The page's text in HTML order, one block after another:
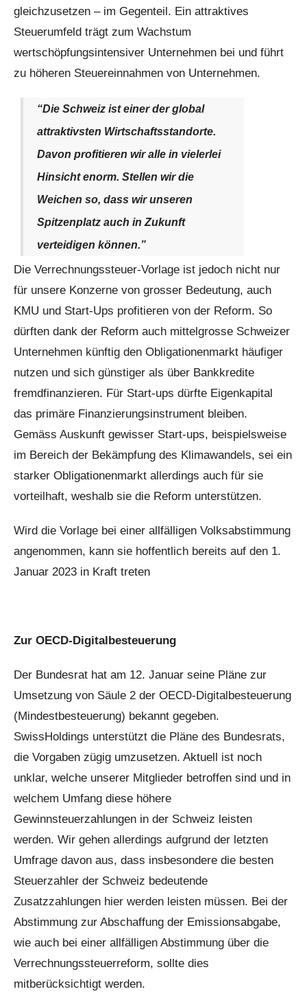
gleichzusetzen – im Gegenteil. Ein attraktives
Steuerumfeld trägt zum Wachstum
wertschöpfungsintensiver Unternehmen bei und führt
zu höheren Steuereinnahmen von Unternehmen.
“Die Schweiz ist einer der global
attraktivsten Wirtschaftsstandorte.
Davon profitieren wir alle in vielerlei
Hinsicht enorm. Stellen wir die
Weichen so, dass wir unseren
Spitzenplatz auch in Zukunft
verteidigen können.”
Die Verrechnungssteuer-Vorlage ist jedoch nicht nur
für unsere Konzerne von grosser Bedeutung, auch
KMU und Start-Ups profitieren von der Reform. So
dürften dank der Reform auch mittelgrosse Schweizer
Unternehmen künftig den Obligationenmarkt häufiger
nutzen und sich günstiger als über Bankkredite
fremdfinanzieren. Für Start-ups dürfte Eigenkapital
das primäre Finanzierungsinstrument bleiben.
Gemäss Auskunft gewisser Start-ups, beispielsweise
im Bereich der Bekämpfung des Klimawandels, sei ein
starker Obligationenmarkt allerdings auch für sie
vorteilhaft, weshalb sie die Reform unterstützen.
Wird die Vorlage bei einer allfälligen Volksabstimmung
angenommen, kann sie hoffentlich bereits auf den 1.
Januar 2023 in Kraft treten
Zur OECD-Digitalbesteuerung
Der Bundesrat hat am 12. Januar seine Pläne zur
Umsetzung von Säule 2 der OECD-Digitalbesteuerung
(Mindestbesteuerung) bekannt gegeben.
SwissHoldings unterstützt die Pläne des Bundesrats,
die Vorgaben zügig umzusetzen. Aktuell ist noch
unklar, welche unserer Mitglieder betroffen sind und in
welchem Umfang diese höhere
Gewinnsteuerzahlungen in der Schweiz leisten
werden. Wir gehen allerdings aufgrund der letzten
Umfrage davon aus, dass insbesondere die besten
Steuerzahler der Schweiz bedeutende
Zusatzzahlungen hier werden leisten müssen. Bei der
Abstimmung zur Abschaffung der Emissionsabgabe,
wie auch bei einer allfälligen Abstimmung über die
Verrechnungssteuerreform, sollte dies
mitberücksichtigt werden.